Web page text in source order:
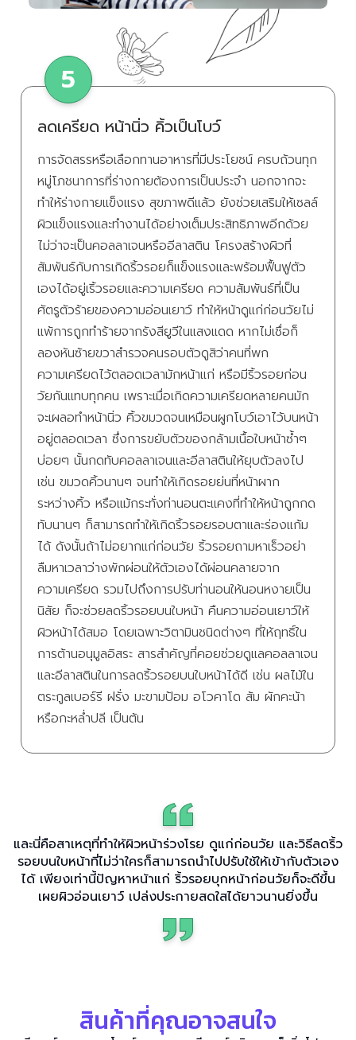
ลดเครียด หน้านิ่ว คิ้วเป็นโบว์
การจัดสรรหรือเลือกทานอาหารที่มีประโยชน์ ครบถ้วนทุก
หมู่โภชนาการที่ร่างกายต้องการเป็นประจำ นอกจากจะ
ทำให้ร่างกายแข็งแรง สุขภาพดีแล้ว ยังช่วยเสริมให้เซลล์
ผิวแข็งแรงและทำงานได้อย่างเต็มประสิทธิภาพอีกด้วย
ไม่ว่าจะเป็นคอลลาเจนหรืออีลาสติน โครงสร้างผิวที่
สัมพันธ์กับการเกิดริ้วรอยก็แข็งแรงและพร้อมฟื้นฟูตัว
เองได้อยู่เริ้วรอยและความเครียด ความสัมพันธ์ที่เป็น
ศัตรูตัวร้ายของความอ่อนเยาว์ ทำให้หน้าดูแก่ก่อนวัยไม่
แพ้การถูกทำร้ายจากรังสียูวีในแสงแดด หากไม่เชื่อก็
ลองหันซ้ายขวาสำรวจคนรอบตัวดูสิว่าคนที่พก
ความเครียดไว้ตลอดเวลามักหน้าแก่ หรือมีริ้วรอยก่อน
วัยกันแทบทุกคน เพราะเมื่อเกิดความเครียดหลายคนมัก
จะเผลอทำหน้านิ่ว คิ้วขมวดจนเหมือนผูกโบว์เอาไว้บนหน้า
อยู่ตลอดเวลา ซึ่งการขยับตัวของกล้ามเนื้อใบหน้าซ้ำๆ
บ่อยๆ นั้นกดทับคอลลาเจนและอีลาสตินให้ยุบตัวลงไป
เช่น ขมวดคิ้วนานๆ จนทำให้เกิดรอยย่นที่หน้าผาก
ระหว่างคิ้ว หรือแม้กระทั่งท่านอนตะแคงที่ทำให้หน้าถูกกด
ทับนานๆ ก็สามารถทำให้เกิดริ้วรอยรอบตาและร่องแก้ม
ได้ ดังนั้นถ้าไม่อยากแก่ก่อนวัย ริ้วรอยถามหาเร็วอย่า
ลืมหาเวลาว่างพักผ่อนให้ตัวเองได้ผ่อนคลายจาก
ความเครียด รวมไปถึงการปรับท่านอนให้นอนหงายเป็น
นิสัย ก็จะช่วยลดริ้วรอยบนใบหน้า คืนความอ่อนเยาว์ให้
ผิวหน้าได้สมอ โดยเฉพาะวิตามินชนิดต่างๆ ที่ให้ฤทธิ์ใน
การต้านอนุมูลอิสระ สารสำคัญที่คอยช่วยดูแลคอลลาเจน
และอีลาสตินในการลดริ้วรอยบนใบหน้าได้ดี เช่น ผลไม้ใน
ตระกูลเบอร์รี ฝรั่ง มะขามป้อม อโวคาโด ส้ม ผักคะน้า
หรือกะหล่ำปลี เป็นต้น
และนี่คือสาเหตุที่ทำให้ผิวหน้าร่วงโรย ดูแก่ก่อนวัย และวิธีลดริ้ว
รอยบนใบหน้าที่ไม่ว่าใครก็สามารถนำไปปรับใช้ให้เข้ากับตัวเอง
ได้ เพียงเท่านี้ปัญหาหน้าแก่ ริ้วรอยบุกหน้าก่อนวัยก็จะดีขึ้น
เผยผิวอ่อนเยาว์ เปล่งประกายสดใสได้ยาวนานยิ่งขึ้น
สินค้าที่คุณอาจสนใจ